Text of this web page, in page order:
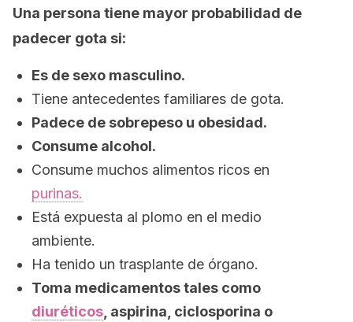
Una persona tiene mayor probabilidad de
padecer gota si:
Es de sexo masculino.
Tiene antecedentes familiares de gota.
Padece de sobrepeso u obesidad.
Consume alcohol.
Consume muchos alimentos ricos en
purinas.
Está expuesta al plomo en el medio
ambiente.
Ha tenido un trasplante de órgano.
Toma medicamentos tales como
diuréticos , aspirina, ciclosporina o